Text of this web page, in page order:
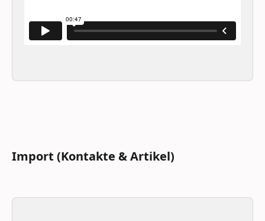
Import (Kontakte & Artikel)